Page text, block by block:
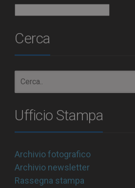
Cerca
Ufficio Stampa
Archivio fotografico
Archivio newsletter
Rassegna stampa